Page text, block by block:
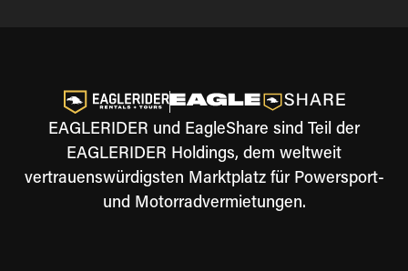
EAGLERIDER und EagleShare sind Teil der
EAGLERIDER Holdings, dem weltweit
vertrauenswürdigsten Marktplatz für Powersport-
und Motorradvermietungen.